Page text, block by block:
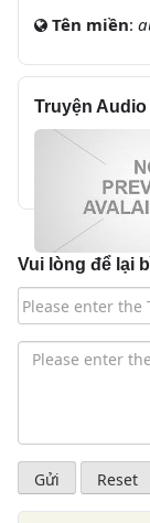
Tên miền:
Truyện Audio
Vui lòng để lại